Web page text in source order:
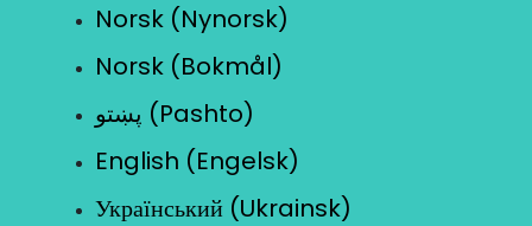
Norsk (Nynorsk)
Norsk (Bokmål)
پښتو (Pashto)
English (Engelsk)
Український (Ukrainsk)